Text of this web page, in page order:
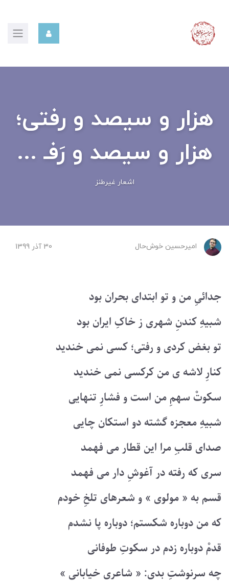
هزار و سیصد و رفتی؛
هزار و سیصد و رَفـ ...
اشعار غیرطنز
امیرحسین ‌خوش‌حال 30 آذر 1399
جدائیِ من و تو ابتدای بحران بود
شبیهِ کندنِ شهری ز خاکِ ایران بود
تو بغض کردی و رفتی؛ کسی نمی خندید
کنارِ لاشه ی من کرکسی نمی خندید
سکوتْ سهمِ من است و فشارِ تنهایی
شبیهِ معجزه گشته دو استکان چایی
صدای قلبِ مرا این قطار می فهمد
سری که رفته در آغوشِ دار می فهمد
قسم به « مولوی » و شعرهای تلخِ خودم
که من دوباره شکستم؛ دوباره پا نشدم
قدمْ دوباره زدم در سکوتِ طوفانی
چه سرنوشتِ بدی: « شاعری خیابانی »